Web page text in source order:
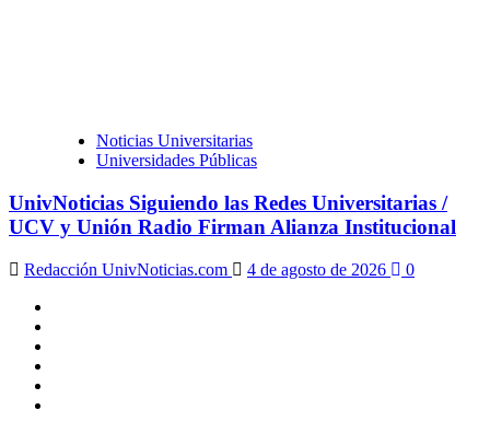
Noticias Universitarias
Universidades Públicas
UnivNoticias Siguiendo las Redes Universitarias /
UCV y Unión Radio Firman Alianza Institucional
Redacción UnivNoticias.com 4 de agosto de 2026
0